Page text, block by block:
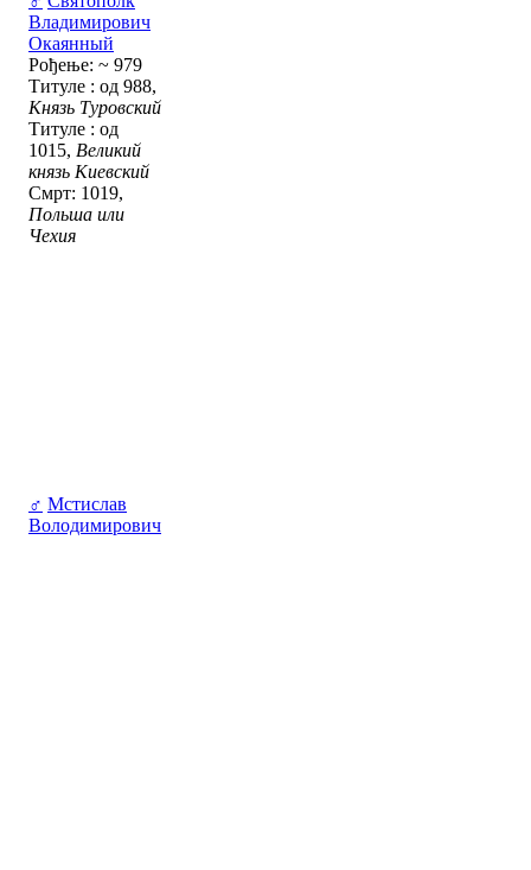
Владимирович
Окаянный
Рођење: ~ 979
Титуле : од 988,
Князь Туровский
Титуле : од
1015, Великий
князь Киевский
Смрт: 1019,
Польша или
Чехия
♂ Мстислав
Володимирович